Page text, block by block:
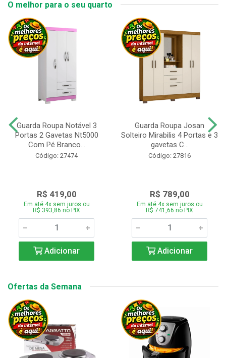
O melhor para o seu quarto
Guarda Roupa Notável 3
Portas 2 Gavetas Nt5000
Com Pé Branco...
Código: 27474
R$ 419,00
Em até 4x sem juros ou
R$ 393,86 no PIX
Adicionar
Guarda Roupa Josan
Solteiro Mirabilis 4 Portas e 3
gavetas C...
Código: 27816
R$ 789,00
Em até 4x sem juros ou
R$ 741,66 no PIX
Adicionar
Ofertas da Semana